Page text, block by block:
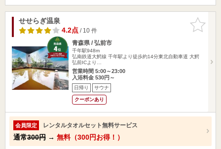
お気に入
りに追加
せせらぎ温泉
4.2点/ 10 件
青森県 / 弘前市
千年駅948m
弘南鉄道大鰐線 千年駅より徒歩約14分東北自動車道 大鰐
弘前ICより…
営業時間 5:00～23:00
入浴料金 530円～
日帰り サウナ
クーポンあり
会員限定 レンタルタオルセット無料サービス
通常300円 → 無料（300円お得！）